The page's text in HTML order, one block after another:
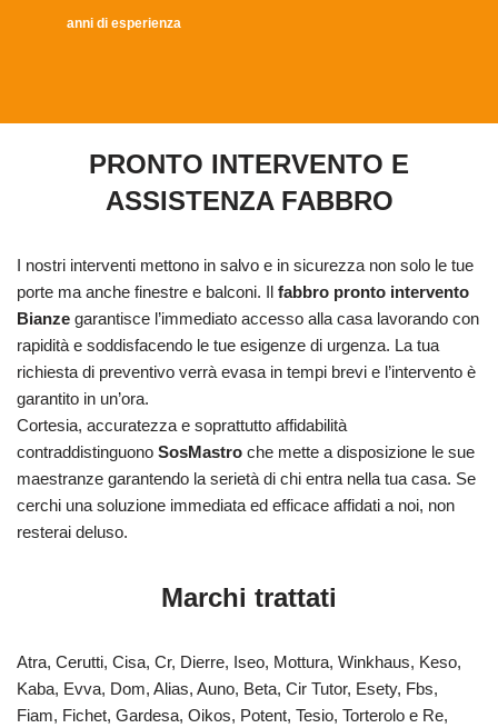
anni di esperienza
PRONTO INTERVENTO E
ASSISTENZA FABBRO
I nostri interventi mettono in salvo e in sicurezza non solo le tue
porte ma anche finestre e balconi. Il fabbro pronto intervento
Bianze garantisce l’immediato accesso alla casa lavorando con
rapidità e soddisfacendo le tue esigenze di urgenza. La tua
richiesta di preventivo verrà evasa in tempi brevi e l’intervento è
garantito in un’ora.
Cortesia, accuratezza e soprattutto affidabilità
contraddistinguono SosMastro che mette a disposizione le sue
maestranze garantendo la serietà di chi entra nella tua casa. Se
cerchi una soluzione immediata ed efficace affidati a noi, non
resterai deluso.
Marchi trattati
Atra, Cerutti, Cisa, Cr, Dierre, Iseo, Mottura, Winkhaus, Keso,
Kaba, Evva, Dom, Alias, Auno, Beta, Cir Tutor, Esety, Fbs,
Fiam, Fichet, Gardesa, Oikos, Potent, Tesio, Torterolo e Re,